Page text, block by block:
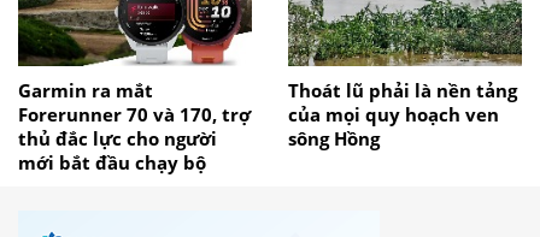
Garmin ra mắt
Forerunner 70 và 170, trợ
thủ đắc lực cho người
mới bắt đầu chạy bộ
Thoát lũ phải là nền tảng
của mọi quy hoạch ven
sông Hồng